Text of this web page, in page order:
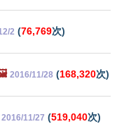
2 (76,769次)
2016/11/28 (168,320次)
2016/11/27 (519,040次)